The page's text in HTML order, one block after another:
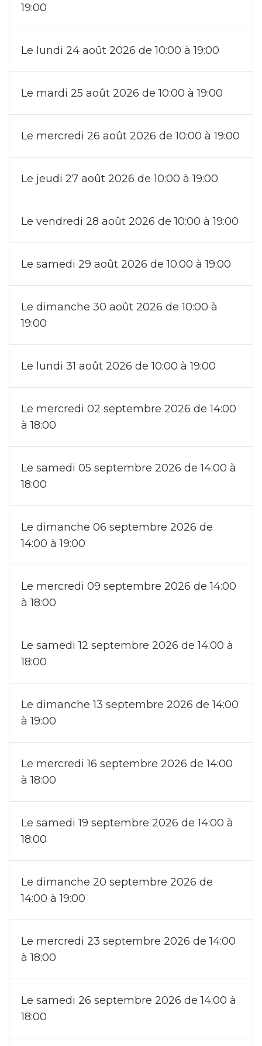
19:00
Le lundi 24 août 2026 de 10:00 à 19:00
Le mardi 25 août 2026 de 10:00 à 19:00
Le mercredi 26 août 2026 de 10:00 à 19:00
Le jeudi 27 août 2026 de 10:00 à 19:00
Le vendredi 28 août 2026 de 10:00 à 19:00
Le samedi 29 août 2026 de 10:00 à 19:00
Le dimanche 30 août 2026 de 10:00 à
19:00
Le lundi 31 août 2026 de 10:00 à 19:00
Le mercredi 02 septembre 2026 de 14:00
à 18:00
Le samedi 05 septembre 2026 de 14:00 à
18:00
Le dimanche 06 septembre 2026 de
14:00 à 19:00
Le mercredi 09 septembre 2026 de 14:00
à 18:00
Le samedi 12 septembre 2026 de 14:00 à
18:00
Le dimanche 13 septembre 2026 de 14:00
à 19:00
Le mercredi 16 septembre 2026 de 14:00
à 18:00
Le samedi 19 septembre 2026 de 14:00 à
18:00
Le dimanche 20 septembre 2026 de
14:00 à 19:00
Le mercredi 23 septembre 2026 de 14:00
à 18:00
Le samedi 26 septembre 2026 de 14:00 à
18:00